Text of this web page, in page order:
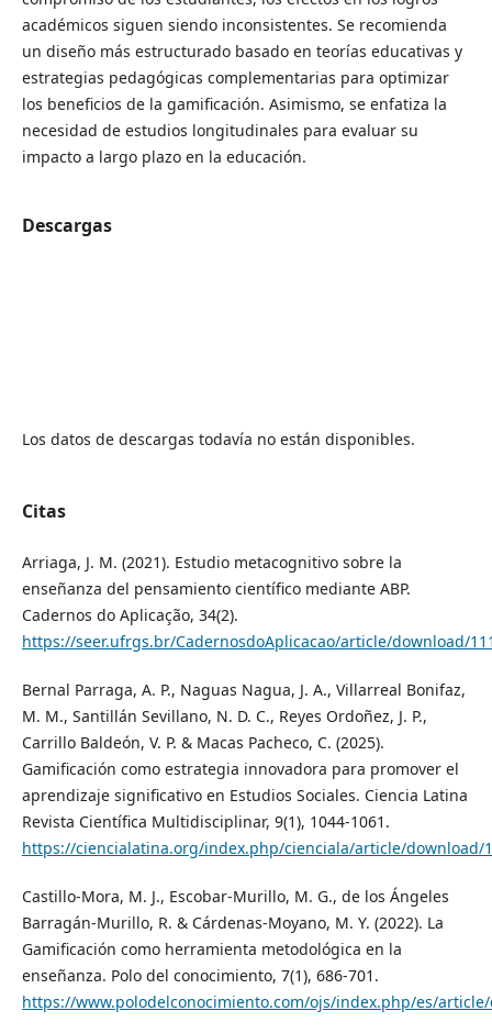
académicos siguen siendo inconsistentes. Se recomienda
un diseño más estructurado basado en teorías educativas y
estrategias pedagógicas complementarias para optimizar
los beneficios de la gamificación. Asimismo, se enfatiza la
necesidad de estudios longitudinales para evaluar su
impacto a largo plazo en la educación.
Descargas
Los datos de descargas todavía no están disponibles.
Citas
Arriaga, J. M. (2021). Estudio metacognitivo sobre la
enseñanza del pensamiento científico mediante ABP.
Cadernos do Aplicação, 34(2).
https://seer.ufrgs.br/CadernosdoAplicacao/article/download/
Bernal Parraga, A. P., Naguas Nagua, J. A., Villarreal Bonifaz,
M. M., Santillán Sevillano, N. D. C., Reyes Ordoñez, J. P.,
Carrillo Baldeón, V. P. & Macas Pacheco, C. (2025).
Gamificación como estrategia innovadora para promover el
aprendizaje significativo en Estudios Sociales. Ciencia Latina
Revista Científica Multidisciplinar, 9(1), 1044-1061.
https://ciencialatina.org/index.php/cienciala/article/download/
Castillo-Mora, M. J., Escobar-Murillo, M. G., de los Ángeles
Barragán-Murillo, R. & Cárdenas-Moyano, M. Y. (2022). La
Gamificación como herramienta metodológica en la
enseñanza. Polo del conocimiento, 7(1), 686-701.
https://www.polodelconocimiento.com/ojs/index.php/es/